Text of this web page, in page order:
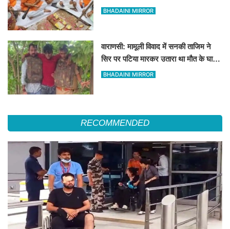
'हर-हर महादेव' का उद्घोष
BHADAINI MIRROR
वाराणसी: मामूली विवाद में सनकी ताजिम ने
सिर पर पटिया मारकर उतारा था मौत के घाट,
पत्नी रहती है मायके, जानें पूरा घटनाक्रम
BHADAINI MIRROR
RECOMMENDED